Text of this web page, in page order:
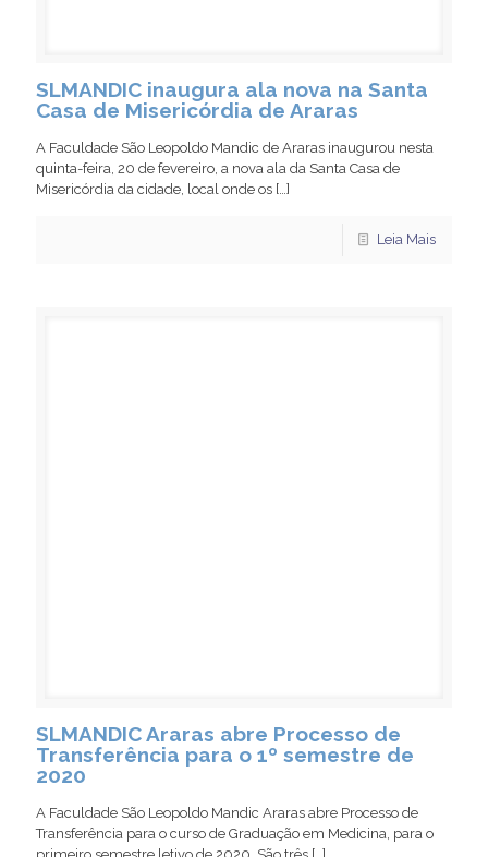
SLMANDIC inaugura ala nova na Santa
Casa de Misericórdia de Araras
A Faculdade São Leopoldo Mandic de Araras inaugurou nesta
quinta-feira, 20 de fevereiro, a nova ala da Santa Casa de
Misericórdia da cidade, local onde os […]
Leia Mais
SLMANDIC Araras abre Processo de
Transferência para o 1º semestre de
2020
A Faculdade São Leopoldo Mandic Araras abre Processo de
Transferência para o curso de Graduação em Medicina, para o